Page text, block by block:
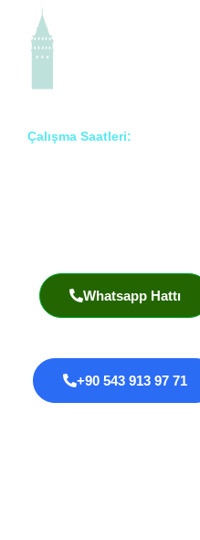
Çalışma Saatleri:
Whatsapp Hattı
+90 543 913 97 71